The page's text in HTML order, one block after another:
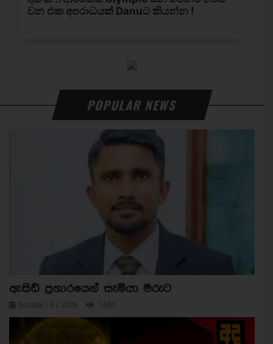
POPULAR NEWS
ඇසිඩ් ප්‍රහාරයෙන් සැමියා මරුට
Sunday / 9 / 2026 1680